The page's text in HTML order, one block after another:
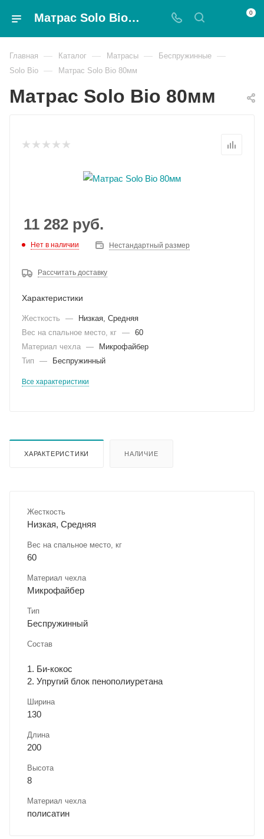
Матрас Solo Bio 80мм - Magnat 0
Главная — Каталог — Матрасы — Беспружинные —
Solo Bio — Матрас Solo Bio 80мм
Матрас Solo Bio 80мм
11 282 руб.
Нет в наличии Нестандартный размер
Рассчитать доставку
Характеристики
Жесткость —
Низкая, Средняя
Вес на спальное место, кг — 60
Материал чехла —
Микрофайбер
Тип
— Беспружинный
Все характеристики
ХАРАКТЕРИСТИКИ НАЛИЧИЕ
Жесткость
Низкая, Средняя
Вес на спальное место, кг
60
Материал чехла
Микрофайбер
Тип
Беспружинный
Состав
1. Би-кокос
2. Упругий блок пенополиуретана
Ширина
130
Длина
200
Высота
8
Материал чехла
полисатин